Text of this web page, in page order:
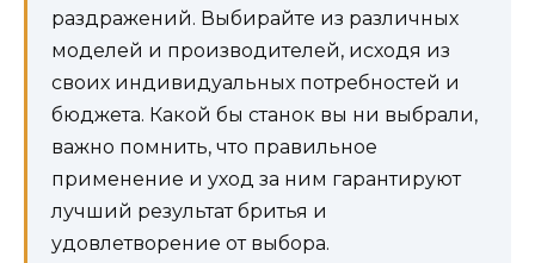
раздражений. Выбирайте из различных
моделей и производителей, исходя из
своих индивидуальных потребностей и
бюджета. Какой бы станок вы ни выбрали,
важно помнить, что правильное
применение и уход за ним гарантируют
лучший результат бритья и
удовлетворение от выбора.